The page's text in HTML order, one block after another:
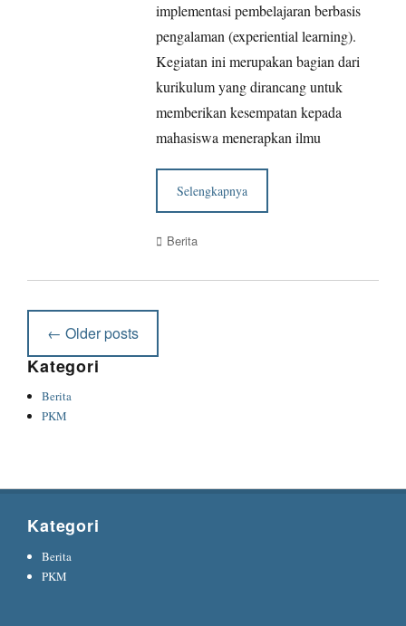
implementasi pembelajaran berbasis
pengalaman (experiential learning).
Kegiatan ini merupakan bagian dari
kurikulum yang dirancang untuk
memberikan kesempatan kepada
mahasiswa menerapkan ilmu
Selengkapnya
Categories
Berita
Post
navigation
← Older posts
Kategori
Berita
PKM
Kategori
Berita
PKM